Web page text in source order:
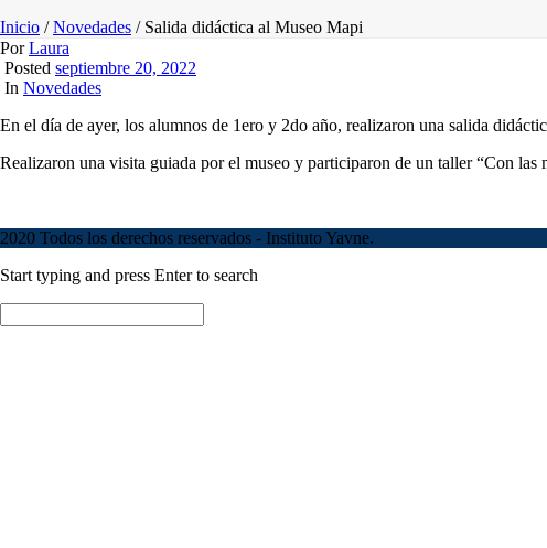
Inicio /Novedades / Salida didáctica al Museo Mapi
PorLaura
Posted septiembre 20, 2022
In Novedades
En el día de ayer, los alumnos de 1ero y 2do año, realizaron una salida
Realizaron una visita guiada por el museo y participaron de un taller “Con las
2020 Todos los derechos reservados - Instituto Yavne.
Start typing and press Enter to search